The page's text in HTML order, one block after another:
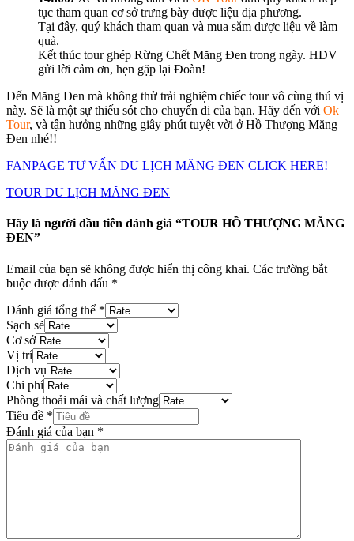
tục tham quan cơ sở trưng bày dược liệu địa phương.
Tại đây, quý khách tham quan và mua sắm dược liệu về làm
quà.
Kết thúc tour ghép Rừng Chết Măng Đen trong ngày. HDV
gửi lời cảm ơn, hẹn gặp lại Đoàn!
Đến Măng Đen mà không thử trải nghiệm chiếc tour vô cùng thú vị
này. Sẽ là một sự thiếu sót cho chuyến đi của bạn. Hãy đến với Ok
Tour, và tận hưởng những giây phút tuyệt vời ở Hồ Thượng Măng
Đen nhé!!
FANPAGE TƯ VẤN DU LỊCH MĂNG ĐEN CLICK HERE!
TOUR DU LỊCH MĂNG ĐEN
Hãy là người đầu tiên đánh giá “TOUR HỒ THƯỢNG MĂNG
ĐEN”
Email của bạn sẽ không được hiển thị công khai. Các trường bắt
buộc được đánh dấu *
Đánh giá tổng thể *
Sạch sẽ
Cơ sở
Vị trí
Dịch vụ
Chi phí
Phòng thoải mái và chất lượng
Tiêu đề *
Đánh giá của bạn *